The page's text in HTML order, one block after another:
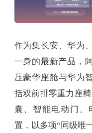
作为集长安、华为
一身的最新产品，
压豪华座舱与华为
括双前排零重力座
囊、智能电动门、
置，以多项“同级唯